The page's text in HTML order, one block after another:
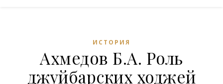
ИСТОРИЯ
Ахмедов Б.А. Роль
джуйбарских ходжей